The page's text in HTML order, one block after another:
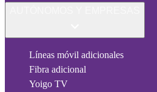
Líneas móvil adicionales
Fibra adicional
Yoigo TV